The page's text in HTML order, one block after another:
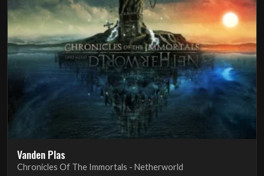
Vanden Plas
Chronicles Of The Immortals - Netherworld